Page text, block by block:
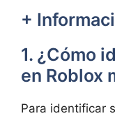
+
1. ¿Cómo
en‌ Roblox
Para identificar‌